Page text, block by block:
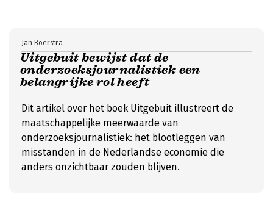
Uitgebuit bewijst dat de
onderzoeksjournalistiek een
belangrijke rol heeft
Jan Boerstra
Dit artikel over het boek Uitgebuit illustreert de
maatschappelijke meerwaarde van
onderzoeksjournalistiek: het blootleggen van
misstanden in de Nederlandse economie die
anders onzichtbaar zouden blijven.